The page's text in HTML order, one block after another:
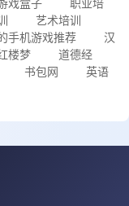
艺术培训
手机游戏推荐
汉
楼梦
道德经
书包网
英语